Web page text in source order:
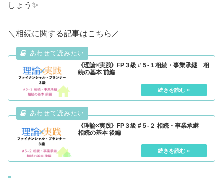
しょう✨
＼相続に関する記事はこちら／
《理論×実践》FP３級 #５-１相続・事業承継 相
続の基本 前編
《理論×実践》FP３級 #５-２ 相続・事業承継
相続の基本 後編